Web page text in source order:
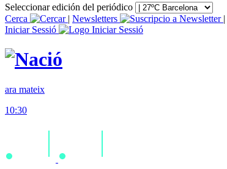
Seleccionar edición del periódico
Cerca
| Newsletters
|
Iniciar Sessió
ara mateix
10:30